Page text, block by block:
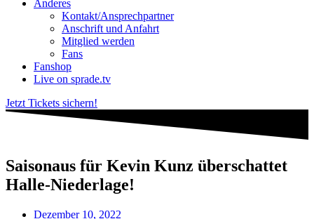
Anderes
Kontakt/Ansprechpartner
Anschrift und Anfahrt
Mitglied werden
Fans
Fanshop
Live on sprade.tv
Jetzt Tickets sichern!
Saisonaus für Kevin Kunz überschattet
Halle-Niederlage!
Dezember 10, 2022